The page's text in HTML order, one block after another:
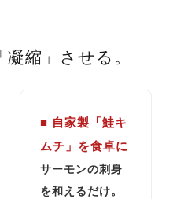
縮」させる。
■ 自家製「鮭キ
ムチ」を食卓に
サーモンの刺身
を和えるだけ。